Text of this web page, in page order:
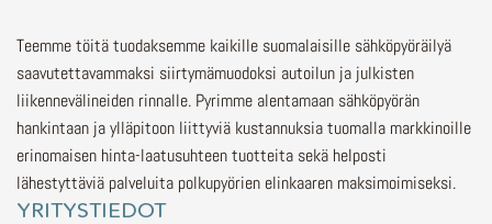
Teemme töitä tuodaksemme kaikille suomalaisille sähköpyöräilyä
saavutettavammaksi siirtymämuodoksi autoilun ja julkisten
liikennevälineiden rinnalle. Pyrimme alentamaan sähköpyörän
hankintaan ja ylläpitoon liittyviä kustannuksia tuomalla markkinoille
erinomaisen hinta-laatusuhteen tuotteita sekä helposti
lähestyttäviä palveluita polkupyörien elinkaaren maksimoimiseksi.
YRITYSTIEDOT